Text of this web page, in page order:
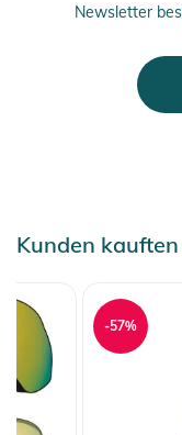
Newsletter
Kunden
-57%